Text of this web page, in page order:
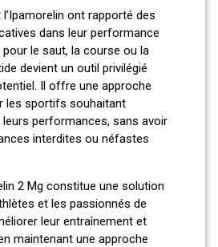
ont rapporté des
dans leur performance
le saut, la course ou la
devient un outil privilégié
Il offre une approche
les sportifs souhaitant
performances, sans avoir
interdites ou néfastes
2 Mg constitue une solution
et les passionnés de
leur entraînement et
maintenant une approche